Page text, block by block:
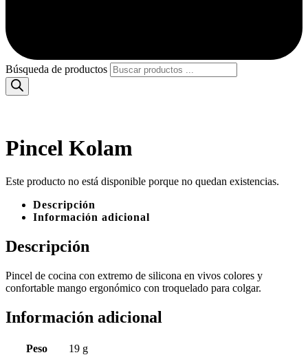
Búsqueda de productos
Pincel Kolam
Este producto no está disponible porque no quedan existencias.
Descripción
Información adicional
Descripción
Pincel de cocina con extremo de silicona en vivos colores y
confortable mango ergonómico con troquelado para colgar.
Información adicional
Peso
19 g